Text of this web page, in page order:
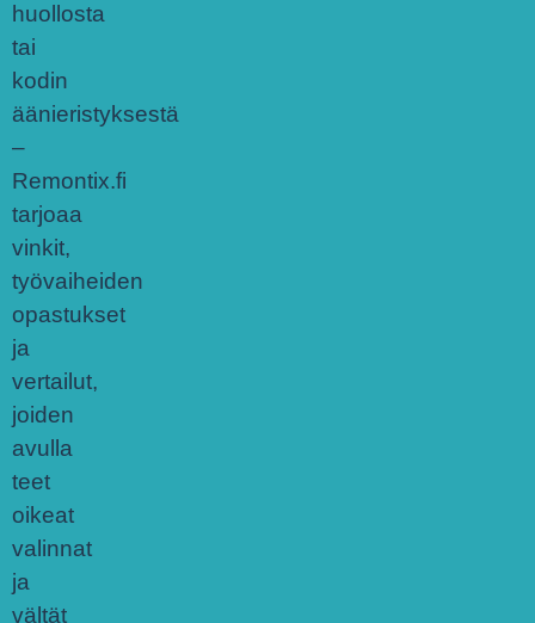
huollosta
tai
kodin
äänieristyksestä
–
Remontix.fi
tarjoaa
vinkit,
työvaiheiden
opastukset
ja
vertailut,
joiden
avulla
teet
oikeat
valinnat
ja
vältät